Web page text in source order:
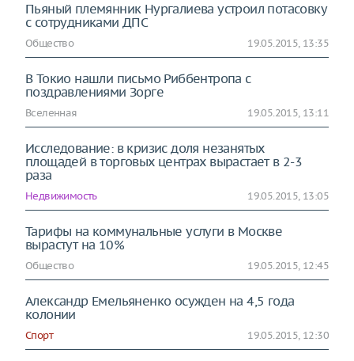
Пьяный племянник Нургалиева устроил потасовку
с сотрудниками ДПС
Общество 19.05.2015, 13:35
В Токио нашли письмо Риббентропа с
поздравлениями Зорге
Вселенная 19.05.2015, 13:11
Исследование: в кризис доля незанятых
площадей в торговых центрах вырастает в 2-3
раза
Недвижимость 19.05.2015, 13:05
Тарифы на коммунальные услуги в Москве
вырастут на 10%
Общество 19.05.2015, 12:45
Александр Емельяненко осужден на 4,5 года
колонии
Спорт 19.05.2015, 12:30